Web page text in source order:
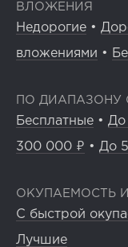
ВЛОЖЕНИЯ
Недорогие •
вложениями •
ПО ДИАПАЗОНУ
Бесплатные • До
300 000 ₽ • До
ОКУПАЕМОСТЬ
С быстрой
Лучшие